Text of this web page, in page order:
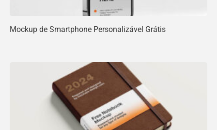
Mockup de Smartphone Personalizável Grátis